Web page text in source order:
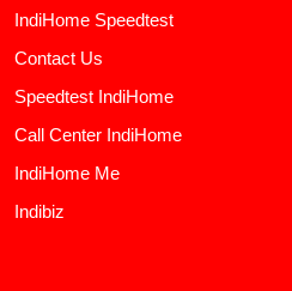
IndiHome Speedtest
Contact Us
Speedtest IndiHome
Call Center IndiHome
IndiHome Me
Indibiz